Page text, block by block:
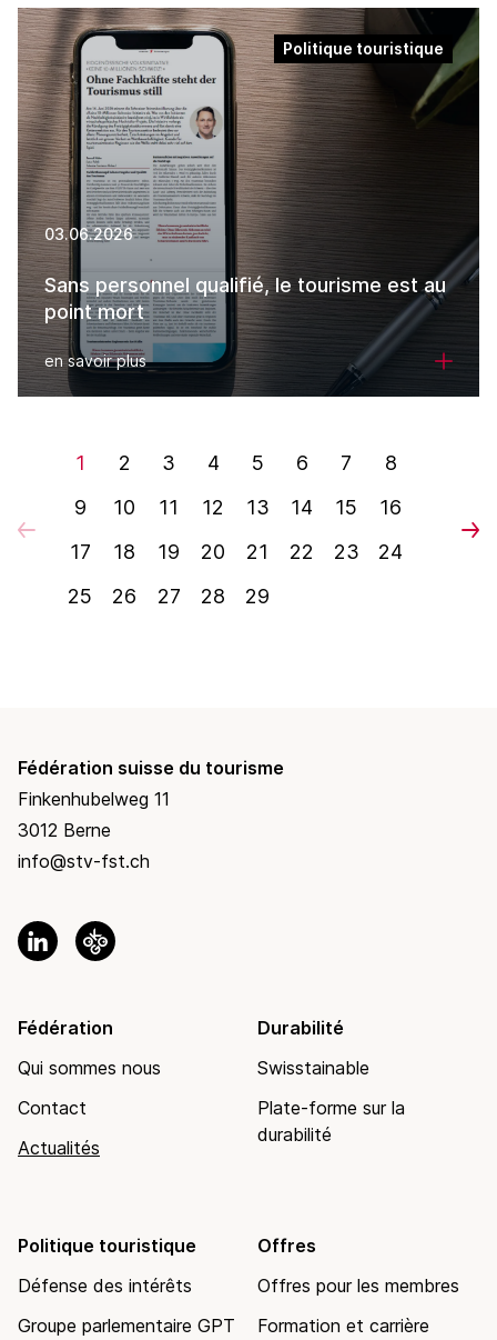
Politique touristique
03.06.2026
Sans personnel qualifié, le tourisme est au
point mort
en savoir plus
1 2 3 4 5 6 7
8
9
10 11 12 13 14 15
16
17
18 19 20 21 22 23
24
25
26 27 28 29
Fédération suisse du tourisme
Finkenhubelweg 11
3012 Berne
info@stv-fst.ch
Fédération
Qui sommes nous
Contact
Actualités
Durabilité
Swisstainable
Plate-forme sur la
durabilité
Politique touristique
Défense des intérêts
Groupe parlementaire GPT
Offres
Offres pour les membres
Formation et carrière